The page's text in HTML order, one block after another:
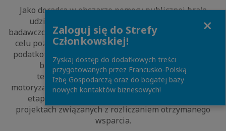
Jako doradca w obszarze pomocy publicznej brała
udział w licznych projektach inwestycyjnych,
badawczo-rozwojowych i środowiskowych, mających na
celu pozyskanie finansowania w formie dotacji i ulg
podatkowych dla przedsięwzięć z różnych sektorów i
branż, m.in. przemysłowej, spożywczej,
technologicznej, IT, telekomunikacyjnej,
motoryzacyjnej oraz ubezpieczeń. Oprócz wsparcia na
etapie pozyskiwania pomocy, uczestniczyła w
projektach związanych z rozliczaniem otrzymanego
wsparcia.
Zaloguj się do Strefy
Członkowskiej!
Zyskaj dostęp do dodatkowych treści
przygotowanych przez Francusko-Polską
Izbę Gospodarczą oraz do bogatej bazy
nowych kontaktów biznesowych!